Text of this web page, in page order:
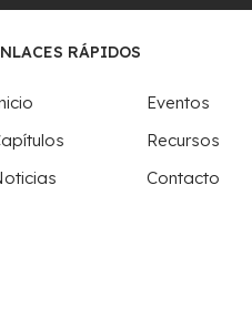
RÁPIDOS
Eventos
Recursos
Contacto